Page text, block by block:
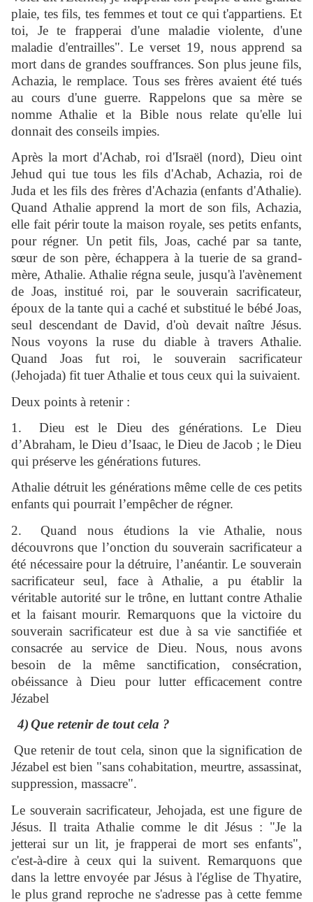
plaie, tes fils, tes femmes et tout ce qui t'appartiens. Et
toi, Je te frapperai d'une maladie violente, d'une
maladie d'entrailles". Le verset 19, nous apprend sa
mort dans de grandes souffrances. Son plus jeune fils,
Achazia, le remplace. Tous ses frères avaient été tués
au cours d'une guerre. Rappelons que sa mère se
nomme Athalie et la Bible nous relate qu'elle lui
donnait des conseils impies.
Après la mort d'Achab, roi d'Israël (nord), Dieu oint
Jehud qui tue tous les fils d'Achab, Achazia, roi de
Juda et les fils des frères d'Achazia (enfants d'Athalie).
Quand Athalie apprend la mort de son fils, Achazia,
elle fait périr toute la maison royale, ses petits enfants,
pour régner. Un petit fils, Joas, caché par sa tante,
sœur de son père, échappera à la tuerie de sa grand-
mère, Athalie. Athalie régna seule, jusqu'à l'avènement
de Joas, institué roi, par le souverain sacrificateur,
époux de la tante qui a caché et substitué le bébé Joas,
seul descendant de David, d'où devait naître Jésus.
Nous voyons la ruse du diable à travers Athalie.
Quand Joas fut roi, le souverain sacrificateur
(Jehojada) fit tuer Athalie et tous ceux qui la suivaient.
Deux points à retenir :
1.
Dieu est le Dieu des générations. Le Dieu
d’Abraham, le Dieu d’Isaac, le Dieu de Jacob ; le Dieu
qui préserve les générations futures.
Athalie détruit les générations même celle de ces petits
enfants qui pourrait l’empêcher de régner.
2.
Quand nous étudions la vie Athalie, nous
découvrons que l’onction du souverain sacrificateur a
été nécessaire pour la détruire, l’anéantir. Le souverain
sacrificateur seul, face à Athalie, a pu établir la
véritable autorité sur le trône, en luttant contre Athalie
et la faisant mourir. Remarquons que la victoire du
souverain sacrificateur est due à sa vie sanctifiée et
consacrée au service de Dieu. Nous, nous avons
besoin de la même sanctification, consécration,
obéissance à Dieu pour lutter efficacement contre
Jézabel
4)Que retenir de tout cela ?
Que retenir de tout cela, sinon que la signification de
Jézabel est bien "sans cohabitation, meurtre, assassinat,
suppression, massacre".
Le souverain sacrificateur, Jehojada, est une figure de
Jésus. Il traita Athalie comme le dit Jésus : "Je la
jetterai sur un lit, je frapperai de mort ses enfants",
c'est-à-dire à ceux qui la suivent. Remarquons que
dans la lettre envoyée par Jésus à l'église de Thyatire,
le plus grand reproche ne s'adresse pas à cette femme